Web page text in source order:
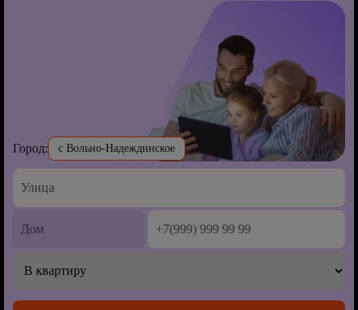
Город: с Вольно-Надеждинское